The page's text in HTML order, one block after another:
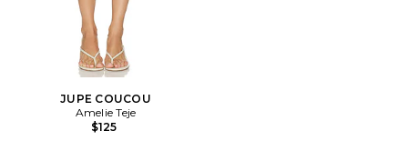
JUPE COUCOU
Amelie Teje
$125